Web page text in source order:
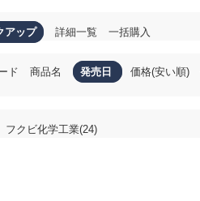
アップ 詳細一覧 一括購入
ド 商品名 発売日 価格(安い順)
フクビ化学工業(24)